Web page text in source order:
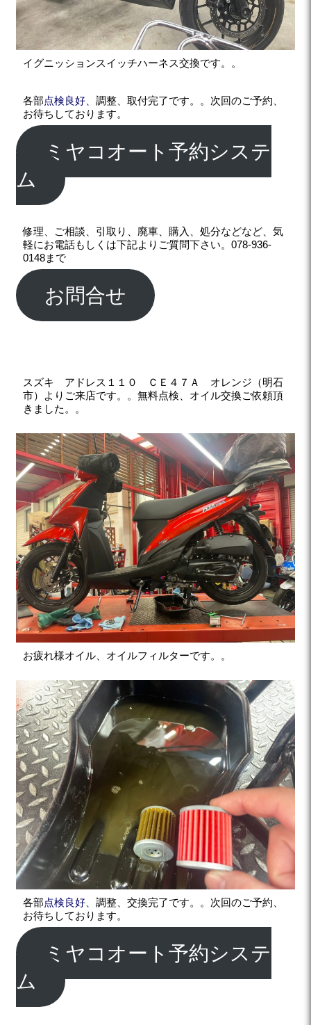
イグニッションスイッチハーネス交換です。。
各部点検良好、調整、取付完了です。。次回のご予約、
お待ちしております。
ミヤコオート予約システ
ム
修理、ご相談、引取り、廃車、購入、処分などなど、気
軽にお電話もしくは下記よりご質問下さい。078-936-
0148まで
お問合せ
スズキ アドレス１１０ ＣＥ４７Ａ オレンジ（明石
市）よりご来店です。。無料点検、オイル交換ご依頼頂
きました。。
お疲れ様オイル、オイルフィルターです。。
各部点検良好、調整、交換完了です。。次回のご予約、
お待ちしております。
ミヤコオート予約システ
ム